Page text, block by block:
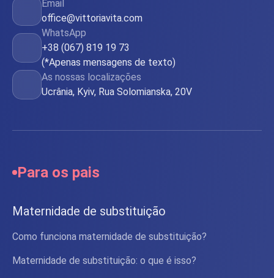
Email
office@vittoriavita.com
WhatsApp
+38 (067) 819 19 73
(*Apenas mensagens de texto)
As nossas localizações
Ucrânia, Kyiv, Rua Solomianska, 20V
Para os pais
Maternidade de substituição
Como funciona maternidade de substituição?
Maternidade de substituição: o que é isso?